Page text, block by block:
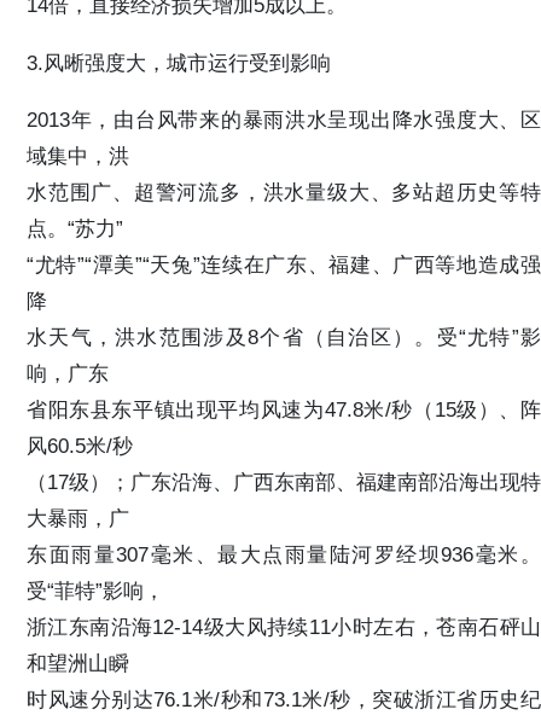
14倍，直接经济损失增加5成以上。
3.风晰强度大，城市运行受到影响
2013年，由台风带来的暴雨洪水呈现出降水强度大、区
域集中，洪
水范围广、超警河流多，洪水量级大、多站超历史等特
点。“苏力”
“尤特”“潭美”“天兔”连续在广东、福建、广西等地造成强
降
水天气，洪水范围涉及8个省（自治区）。受“尤特”影
响，广东
省阳东县东平镇出现平均风速为47.8米/秒（15级）、阵
风60.5米/秒
（17级）；广东沿海、广西东南部、福建南部沿海出现特
大暴雨，广
东面雨量307毫米、最大点雨量陆河罗经坝936毫米。
受“菲特”影响，
浙江东南沿海12-14级大风持续11小时左右，苍南石砰山
和望洲山瞬
时风速分别达76.1米/秒和73.1米/秒，突破浙江省历史纪